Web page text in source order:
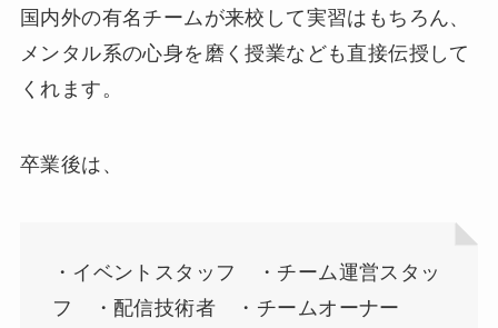
国内外の有名チームが来校して実習はもちろん、
メンタル系の心身を磨く授業なども直接伝授して
くれます。
卒業後は、
・イベントスタッフ ・チーム運営スタッ
フ ・配信技術者 ・チームオーナー